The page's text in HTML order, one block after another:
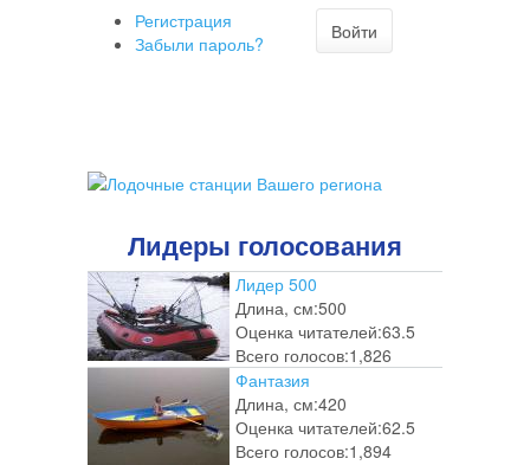
Регистрация
Забыли пароль?
Войти
Лидеры голосования
Лидер 500
Длина, см:500
Оценка читателей:63.5
Всего голосов:1,826
Фантазия
Длина, см:420
Оценка читателей:62.5
Всего голосов:1,894